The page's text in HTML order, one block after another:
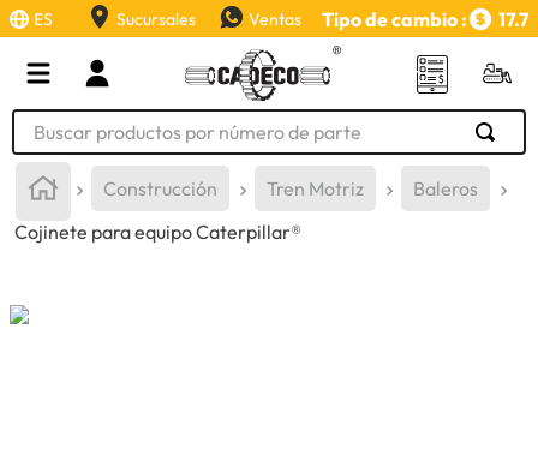
ES Sucursales Ventas Tipo de cambio : 17.7
Buscar productos por número de parte
Construcción Tren Motriz
Baleros
Cojinete para equipo Caterpillar®
TÉRMINOS MÁS BUSCADOS